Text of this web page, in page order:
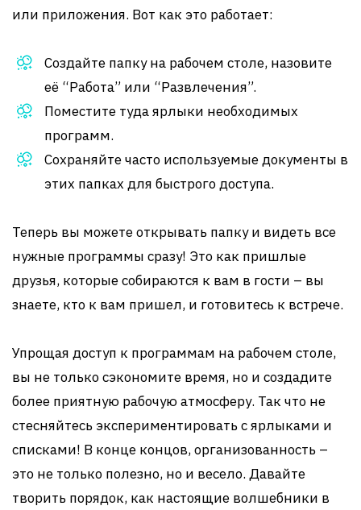
или приложения. Вот как это работает:
Создайте папку на рабочем столе, назовите
её “Работа” или “Развлечения”.
Поместите туда ярлыки необходимых
программ.
Сохраняйте часто используемые документы в
этих папках для быстрого доступа.
Теперь вы можете открывать папку и видеть все
нужные программы сразу! Это как пришлые
друзья, которые собираются к вам в гости – вы
знаете, кто к вам пришел, и готовитесь к встрече.
Упрощая доступ к программам на рабочем столе,
вы не только сэкономите время, но и создадите
более приятную рабочую атмосферу. Так что не
стесняйтесь экспериментировать с ярлыками и
списками! В конце концов, организованность –
это не только полезно, но и весело. Давайте
творить порядок, как настоящие волшебники в